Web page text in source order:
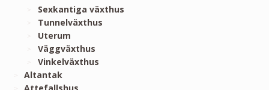
Sexkantiga växthus
Tunnelväxthus
Uterum
Väggväxthus
Vinkelväxthus
Altantak
Attefallshus